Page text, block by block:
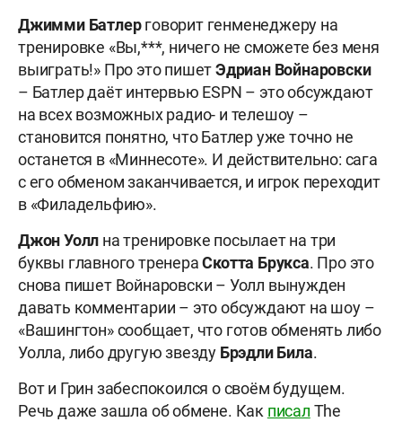
Джимми Батлерговорит генменеджеру на
тренировке «Вы,***, ничего не сможете без меня
выиграть!» Про это пишетЭдриан Войнаровски
– Батлер даёт интервью ESPN – это обсуждают
на всех возможных радио- и телешоу –
становится понятно, что Батлер уже точно не
останется в «Миннесоте». И действительно: сага
с его обменом заканчивается, и игрок переходит
в «Филадельфию».
ДжонУолл на тренировке посылает на три
буквы главного тренераСкотта Брукса. Про это
снова пишет Войнаровски – Уолл вынужден
давать комментарии – это обсуждают на шоу –
«Вашингтон» сообщает, что готов обменять либо
Уолла, либо другую звезду Брэдли Била.
Вот и Грин забеспокоился о своём будущем.
Речь даже зашла об обмене. Как писал The